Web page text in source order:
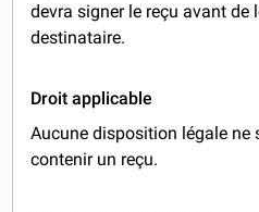
devra signer le reçu avant de
destinataire.
Droit applicable
Aucune disposition légale ne
contenir un reçu.